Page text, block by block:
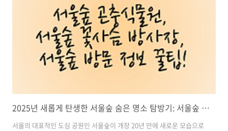
2025년 새롭게 탄생한 서울숲 숨은 명소 탐방기: 서울숲 곤충식물원, 서울숲 꽃사슴 방사장, 서울숲 방문 정보 꿀팁!
서울의 대표적인 도심 공원인 서울숲이 개장 20년 만에 새로운 모습으로